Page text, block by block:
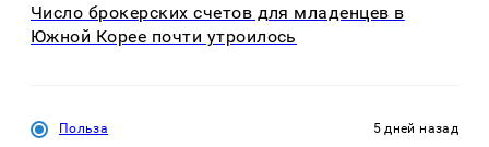
Число брокерских счетов для младенцев в
Южной Корее почти утроилось
Польза 5 дней назад